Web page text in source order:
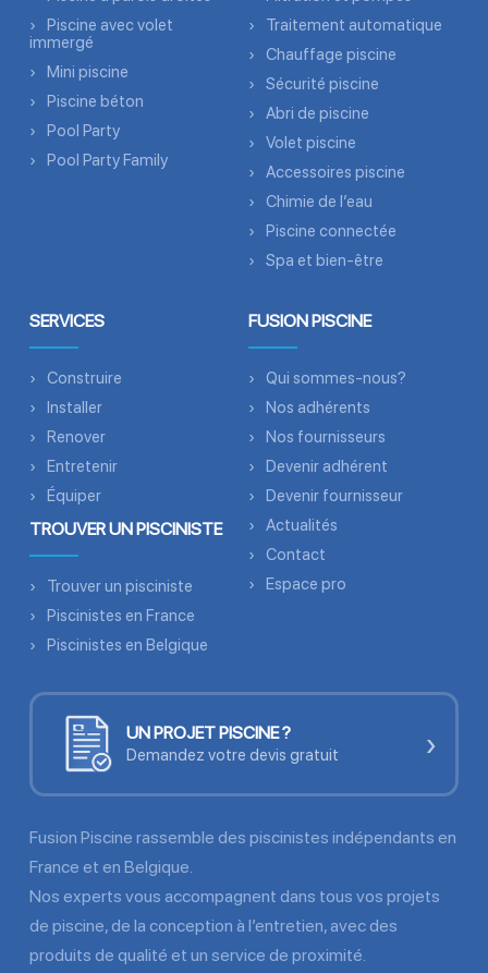
Piscine avec volet
immergé
Mini piscine
Piscine béton
Pool Party
Pool Party Family
Traitement automatique
Chauffage piscine
Sécurité piscine
Abri de piscine
Volet piscine
Accessoires piscine
Chimie de l’eau
Piscine connectée
Spa et bien-être
SERVICES
Construire
Installer
Renover
Entretenir
Équiper
TROUVER UN PISCINISTE
Trouver un pisciniste
Piscinistes en France
Piscinistes en Belgique
FUSION PISCINE
Qui sommes-nous?
Nos adhérents
Nos fournisseurs
Devenir adhérent
Devenir fournisseur
Actualités
Contact
Espace pro
UN PROJET PISCINE ?
Demandez votre devis gratuit ›
Fusion Piscine rassemble des piscinistes indépendants en
France et en Belgique.
Nos experts vous accompagnent dans tous vos projets
de piscine, de la conception à l’entretien, avec des
produits de qualité et un service de proximité.